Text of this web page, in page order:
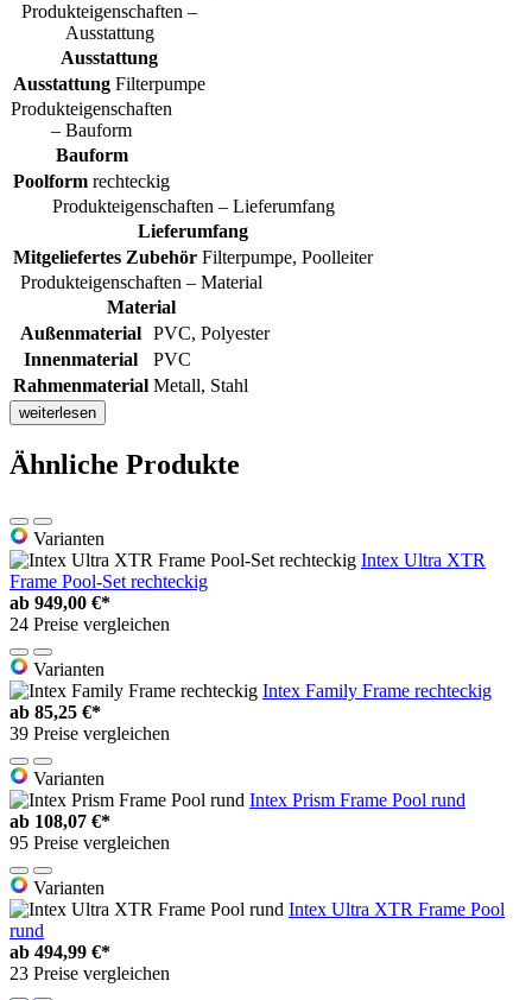
Produkteigenschaften –
Ausstattung
Ausstattung
Ausstattung Filterpumpe
Produkteigenschaften
– Bauform
Bauform
Poolform rechteckig
Produkteigenschaften – Lieferumfang
Lieferumfang
Mitgeliefertes Zubehör Filterpumpe, Poolleiter
Produkteigenschaften – Material
Material
Außenmaterial PVC, Polyester
Innenmaterial
PVC
Rahmenmaterial Metall, Stahl
weiterlesen
Ähnliche Produkte
Varianten
Intex Ultra XTR
Frame Pool-Set rechteckig
ab 949,00 €*
24 Preise vergleichen
Varianten
Intex Family Frame rechteckig
ab 85,25 €*
39 Preise vergleichen
Varianten
Intex Prism Frame Pool rund
ab 108,07 €*
95 Preise vergleichen
Varianten
Intex Ultra XTR Frame Pool
rund
ab 494,99 €*
23 Preise vergleichen